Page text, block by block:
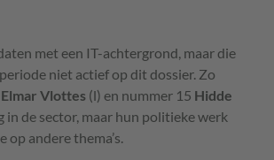
met een IT-achtergrond, maar die
niet actief op dit dossier. Zo
Elmar Vlottes (l) en nummer 15 Hidde
in de sector, maar hun politieke werk
andere thema’s.